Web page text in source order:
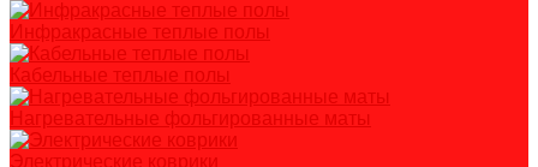
Инфракрасные теплые полы
Кабельные теплые полы
Нагревательные фольгированные маты
Электрические коврики